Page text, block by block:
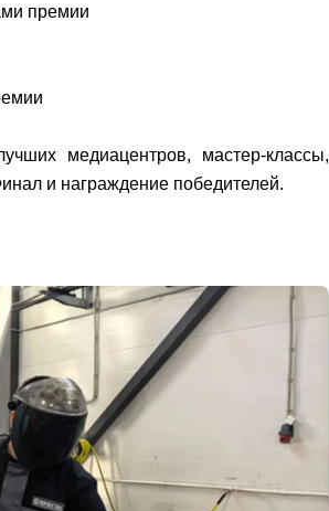
премии
медиацентров, мастер-классы,
и награждение победителей.